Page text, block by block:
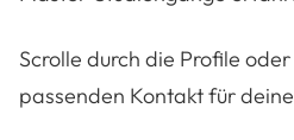
Scrolle durch die Profile
passenden Kontakt für